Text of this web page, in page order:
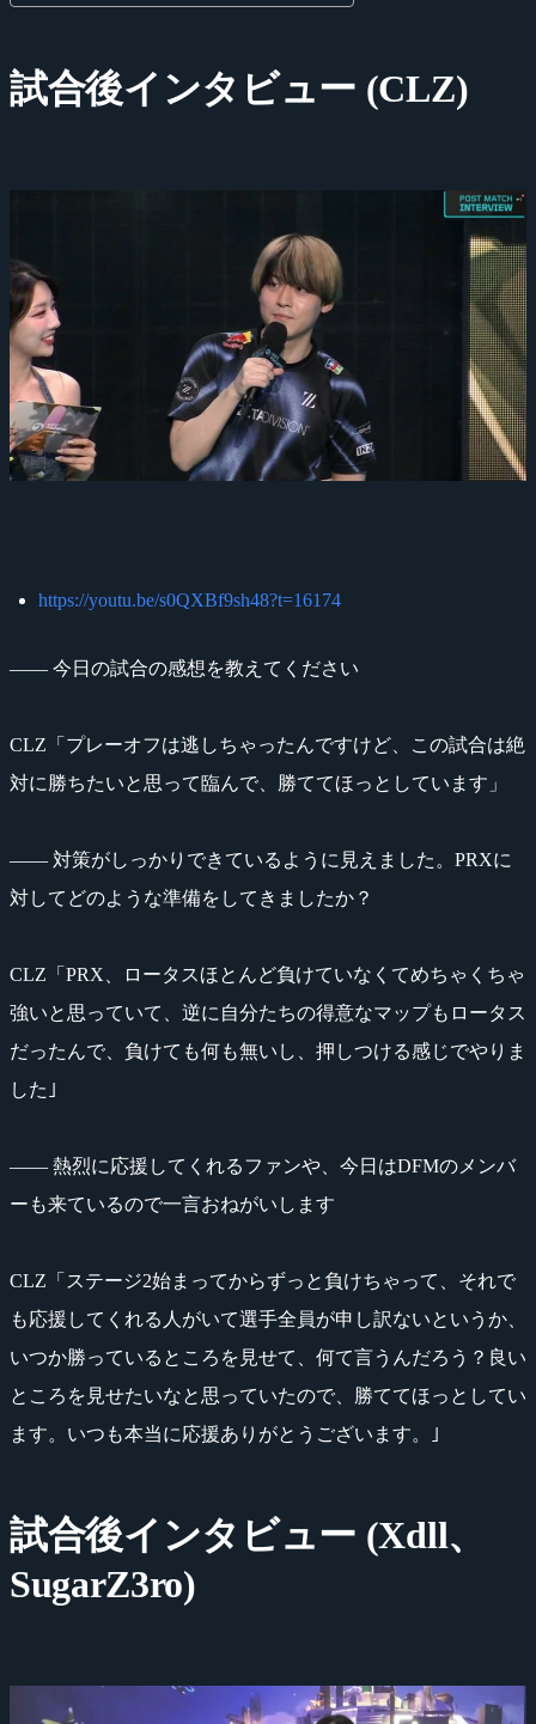
試合後インタビュー (CLZ)
https://youtu.be/s0QXBf9sh48?t=16174
―― 今日の試合の感想を教えてください
CLZ「プレーオフは逃しちゃったんですけど、この試合は絶
対に勝ちたいと思って臨んで、勝ててほっとしています」
―― 対策がしっかりできているように見えました。PRXに
対してどのような準備をしてきましたか？
CLZ「PRX、ロータスほとんど負けていなくてめちゃくちゃ
強いと思っていて、逆に自分たちの得意なマップもロータス
だったんで、負けても何も無いし、押しつける感じでやりま
した｣
―― 熱烈に応援してくれるファンや、今日はDFMのメンバ
ーも来ているので一言おねがいします
CLZ「ステージ2始まってからずっと負けちゃって、それで
も応援してくれる人がいて選手全員が申し訳ないというか、
いつか勝っているところを見せて、何て言うんだろう？良い
ところを見せたいなと思っていたので、勝ててほっとしてい
ます。いつも本当に応援ありがとうございます。｣
試合後インタビュー (Xdll、
SugarZ3ro)